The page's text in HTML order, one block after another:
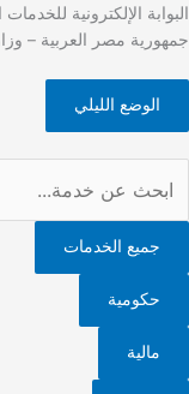
Skip
to
البوابة الإلكترونية
جمهورية مصر العربية –
الوضع الليلي
جميع الخدمات
حكومية
مالية